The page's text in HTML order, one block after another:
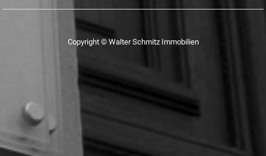
Copyright © Walter Schmitz Immobilien